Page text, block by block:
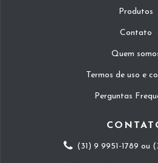
Produtos
Contato
Quem
Termos de uso e
Perguntas
(31) 9 9951-1789 ou